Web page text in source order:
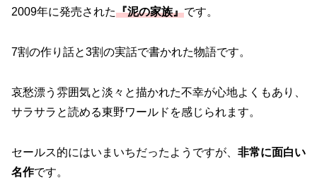
2009年に発売された『泥の家族』です。
7割の作り話と3割の実話で書かれた物語です。
哀愁漂う雰囲気と淡々と描かれた不幸が心地よくもあり、
サラサラと読める東野ワールドを感じられます。
セールス的にはいまいちだったようですが、 非常に面白い
名作です。